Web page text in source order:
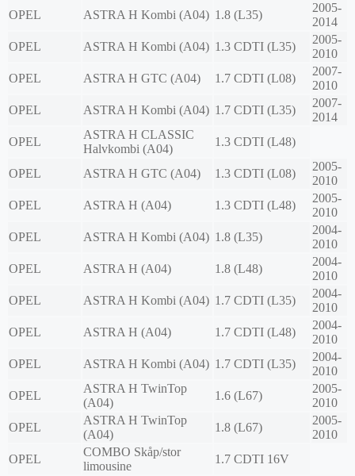
OPEL
ASTRA H Kombi (A04) 1.8 (L35)
2005-
2014
OPEL
ASTRA H Kombi (A04) 1.3 CDTI (L35)
2005-
2010
OPEL
ASTRA H GTC (A04) 1.7 CDTI (L08)
2007-
2010
OPEL
ASTRA H Kombi (A04) 1.7 CDTI (L35)
2007-
2014
OPEL
ASTRA H CLASSIC
Halvkombi (A04)
1.3 CDTI (L48)
OPEL ASTRA H GTC (A04) 1.3 CDTI (L08)
2005-
2010
OPEL
ASTRA H (A04) 1.3 CDTI (L48)
2005-
2010
OPEL
ASTRA H Kombi (A04) 1.8 (L35)
2004-
2010
OPEL
ASTRA H (A04) 1.8 (L48)
2004-
2010
OPEL
ASTRA H Kombi (A04) 1.7 CDTI (L35)
2004-
2010
OPEL
ASTRA H (A04) 1.7 CDTI (L48)
2004-
2010
OPEL
ASTRA H Kombi (A04) 1.7 CDTI (L35)
2004-
2010
OPEL
ASTRA H TwinTop
(A04)
1.6 (L67)
2005-
2010
OPEL
ASTRA H TwinTop
(A04)
1.8 (L67)
2005-
2010
OPEL
COMBO Skåp/stor
limousine
1.7 CDTI 16V